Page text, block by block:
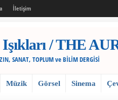
İletişim
/ THE
SANAT, TOPLUM ve BİLİM DERGİSİ
Müzik Görsel Sinema